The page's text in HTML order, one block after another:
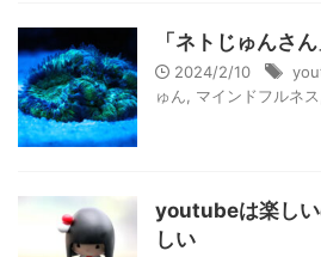
「ネトじゅんさ
2024/2/10
ゅん
マインドフルネス
youtubeは楽し
しい